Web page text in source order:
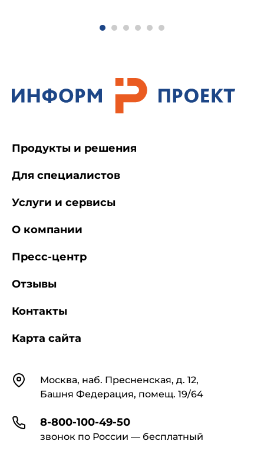
КонтактыМосква, наб. Пресненская, д. 12,
Башня Федерация, помещ. 19/64
8-800-100-49-50
звонок по России — бесплатный
Продукты и решения
Для специалистов
Услуги и сервисы
О компании
Пресс-центр
Отзывы
Контакты
Карта сайта